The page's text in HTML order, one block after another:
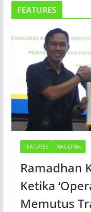
FEATURES
FEATURES NASIONAL
Ramadhan
Ketika
Memutus